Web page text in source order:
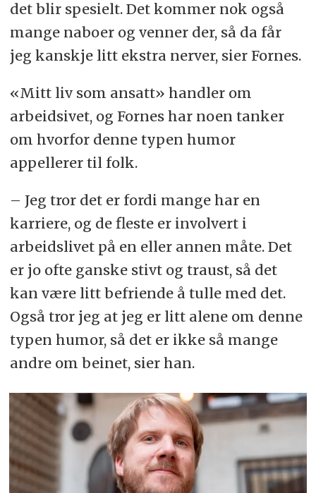
det blir spesielt. Det kommer nok også
mange naboer og venner der, så da får
jeg kanskje litt ekstra nerver, sier Fornes.
«Mitt liv som ansatt» handler om
arbeidsivet, og Fornes har noen tanker
om hvorfor denne typen humor
appellerer til folk.
– Jeg tror det er fordi mange har en
karriere, og de fleste er involvert i
arbeidslivet på en eller annen måte. Det
er jo ofte ganske stivt og traust, så det
kan være litt befriende å tulle med det.
Også tror jeg at jeg er litt alene om denne
typen humor, så det er ikke så mange
andre om beinet, sier han.